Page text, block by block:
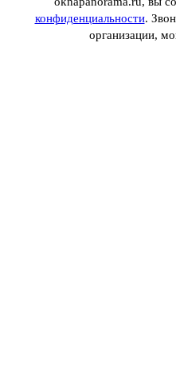
конфиденциальности.
организации,